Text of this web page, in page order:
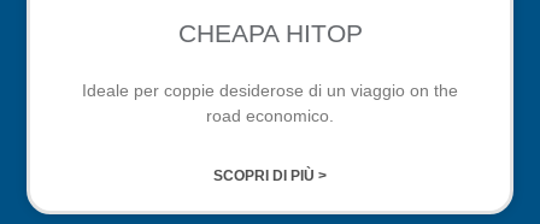
CHEAPA HITOP
Ideale per coppie desiderose di un viaggio on the
road economico.
SCOPRI DI PIÙ >